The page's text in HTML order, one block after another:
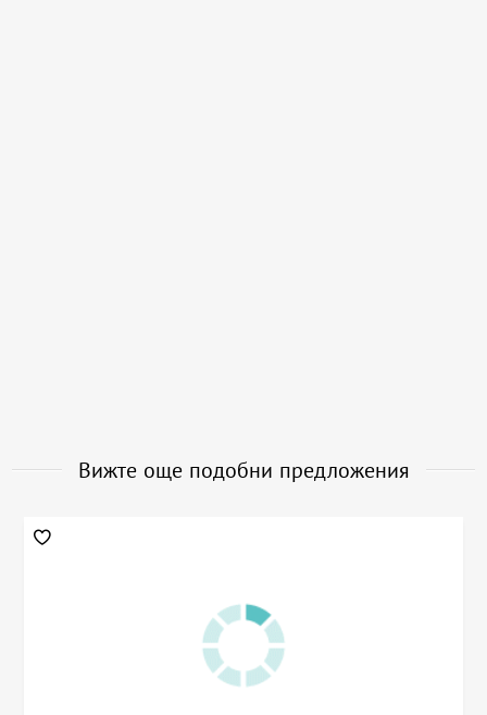
Вижте още подобни предложения